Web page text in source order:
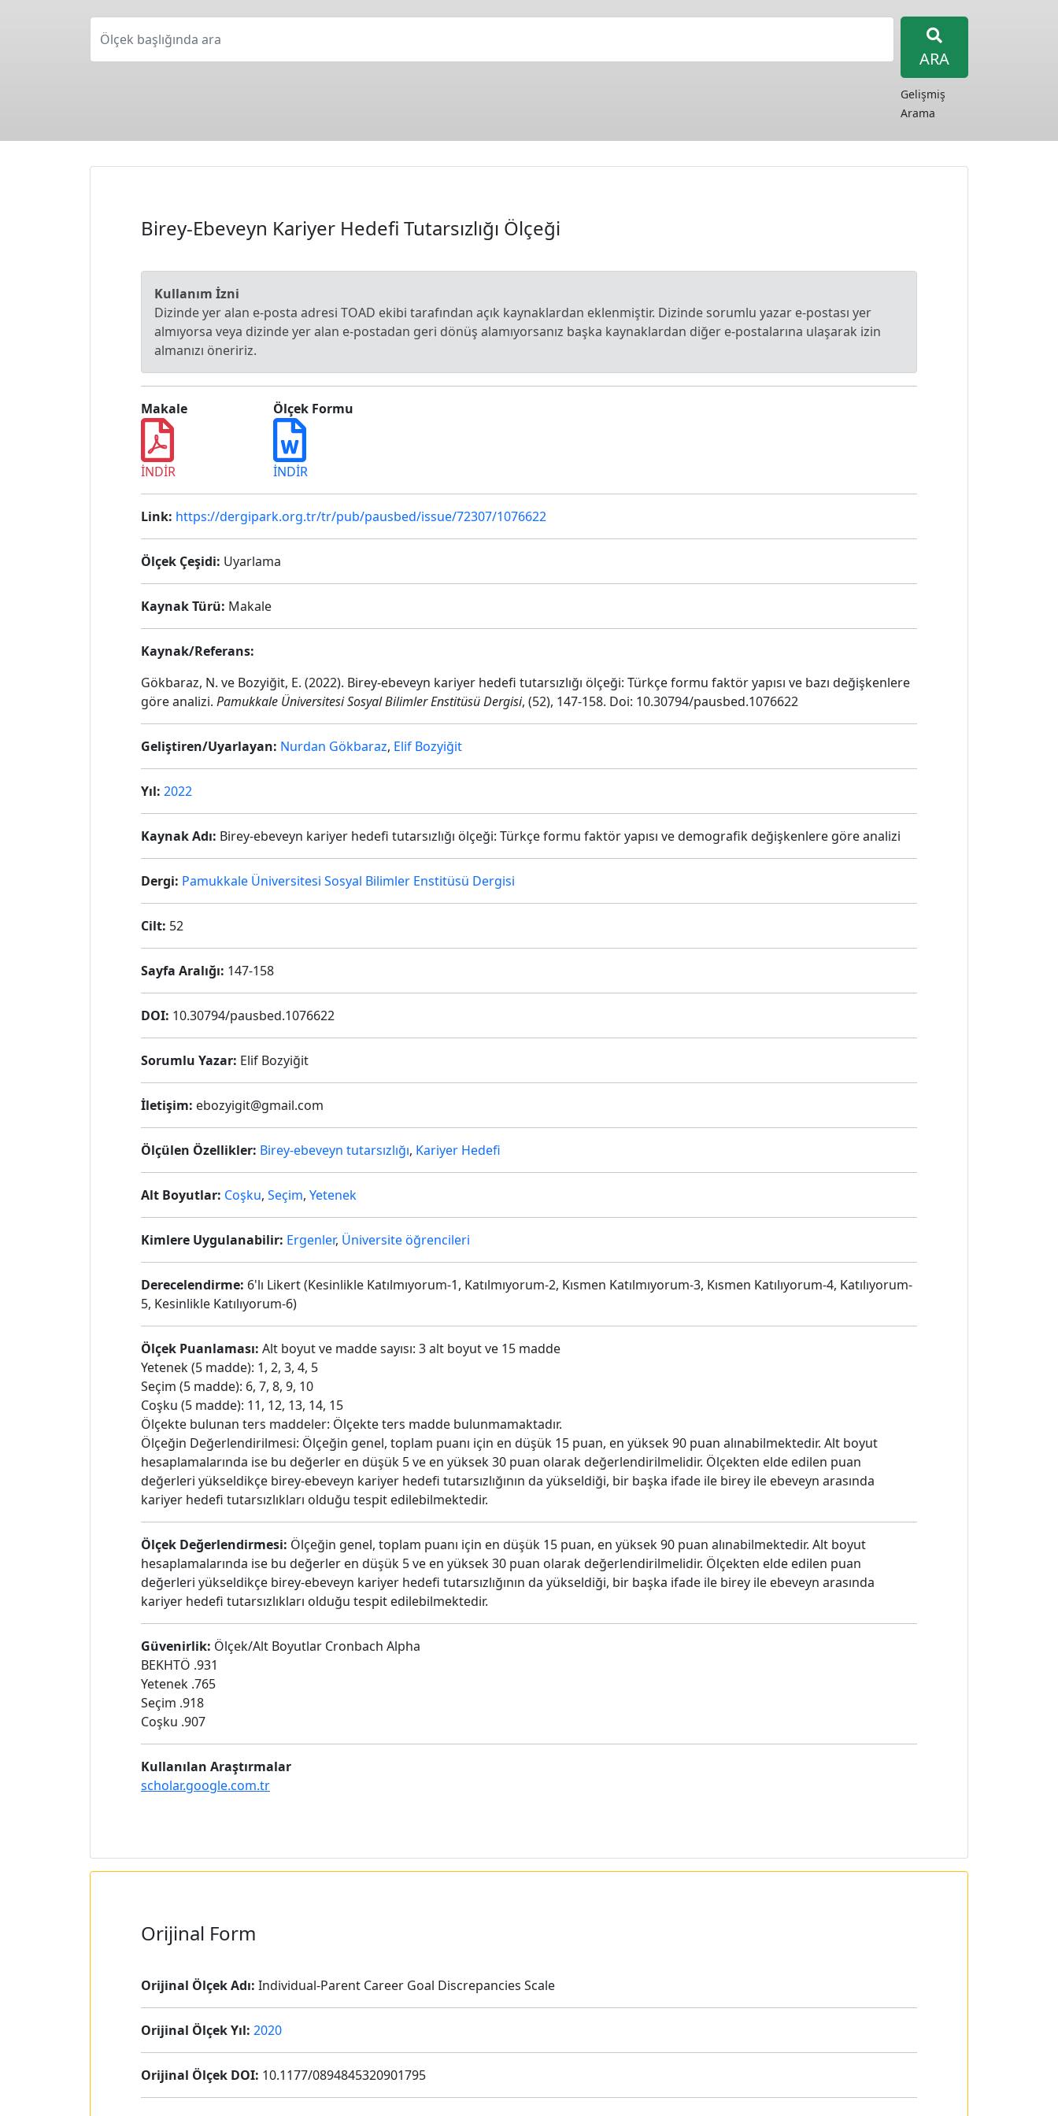
Ölçek başlığında ara
ARA
Gelişmiş
Arama
Birey-Ebeveyn Kariyer Hedefi Tutarsızlığı Ölçeği
Kullanım İzni
Dizinde yer alan e-posta adresi TOAD ekibi tarafından açık kaynaklardan eklenmiştir. Dizinde sorumlu yazar e-postası yer
almıyorsa veya dizinde yer alan e-postadan geri dönüş alamıyorsanız başka kaynaklardan diğer e-postalarına ulaşarak izin
almanızı öneririz.
Makale
İNDİR
Ölçek Formu
İNDİR
Link: https://dergipark.org.tr/tr/pub/pausbed/issue/72307/1076622
Ölçek Çeşidi: Uyarlama
Kaynak Türü: Makale
Kaynak/Referans:
Gökbaraz, N. ve Bozyiğit, E. (2022). Birey-ebeveyn kariyer hedefi tutarsızlığı ölçeği: Türkçe formu faktör yapısı ve bazı değişkenlere
göre analizi. Pamukkale Üniversitesi Sosyal Bilimler Enstitüsü Dergisi, (52), 147-158. Doi: 10.30794/pausbed.1076622
Geliştiren/Uyarlayan: Nurdan Gökbaraz, Elif Bozyiğit
Yıl: 2022
Kaynak Adı: Birey-ebeveyn kariyer hedefi tutarsızlığı ölçeği: Türkçe formu faktör yapısı ve demografik değişkenlere göre analizi
Dergi: Pamukkale Üniversitesi Sosyal Bilimler Enstitüsü Dergisi
Cilt: 52
Sayfa Aralığı: 147-158
DOI: 10.30794/pausbed.1076622
Sorumlu Yazar: Elif Bozyiğit
İletişim: ebozyigit@gmail.com
Ölçülen Özellikler: Birey-ebeveyn tutarsızlığı, Kariyer Hedefi
Alt Boyutlar: Coşku, Seçim, Yetenek
Kimlere Uygulanabilir: Ergenler, Üniversite öğrencileri
Derecelendirme: 6'lı Likert (Kesinlikle Katılmıyorum-1, Katılmıyorum-2, Kısmen Katılmıyorum-3, Kısmen Katılıyorum-4, Katılıyorum-
5, Kesinlikle Katılıyorum-6)
Ölçek Puanlaması: Alt boyut ve madde sayısı: 3 alt boyut ve 15 madde
Yetenek (5 madde): 1, 2, 3, 4, 5
Seçim (5 madde): 6, 7, 8, 9, 10
Coşku (5 madde): 11, 12, 13, 14, 15
Ölçekte bulunan ters maddeler: Ölçekte ters madde bulunmamaktadır.
Ölçeğin Değerlendirilmesi: Ölçeğin genel, toplam puanı için en düşük 15 puan, en yüksek 90 puan alınabilmektedir. Alt boyut
hesaplamalarında ise bu değerler en düşük 5 ve en yüksek 30 puan olarak değerlendirilmelidir. Ölçekten elde edilen puan
değerleri yükseldikçe birey-ebeveyn kariyer hedefi tutarsızlığının da yükseldiği, bir başka ifade ile birey ile ebeveyn arasında
kariyer hedefi tutarsızlıkları olduğu tespit edilebilmektedir.
Ölçek Değerlendirmesi: Ölçeğin genel, toplam puanı için en düşük 15 puan, en yüksek 90 puan alınabilmektedir. Alt boyut
hesaplamalarında ise bu değerler en düşük 5 ve en yüksek 30 puan olarak değerlendirilmelidir. Ölçekten elde edilen puan
değerleri yükseldikçe birey-ebeveyn kariyer hedefi tutarsızlığının da yükseldiği, bir başka ifade ile birey ile ebeveyn arasında
kariyer hedefi tutarsızlıkları olduğu tespit edilebilmektedir.
Güvenirlik: Ölçek/Alt Boyutlar Cronbach Alpha
BEKHTÖ .931
Yetenek .765
Seçim .918
Coşku .907
Kullanılan Araştırmalar
scholar.google.com.tr
Orijinal Form
Orijinal Ölçek Adı: Individual-Parent Career Goal Discrepancies Scale
Orijinal Ölçek Yıl: 2020
Orijinal Ölçek DOI: 10.1177/0894845320901795